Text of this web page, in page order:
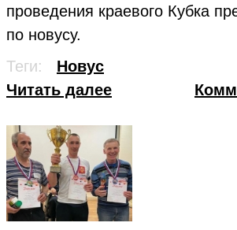
проведения краевого Кубка
по новусу.
Теги:
Новус
Читать далее